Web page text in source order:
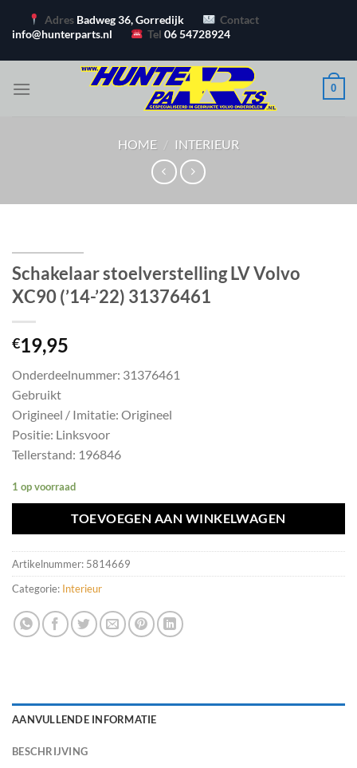
naar
Adres Badweg 36, Gorredijk
Contact
info@hunterparts.nl
Tel06 54728924
0
HOME / INTERIEUR
Schakelaar stoelverstelling LV Volvo
XC90 (’14-’22) 31376461
€19,95
Onderdeelnummer: 31376461
Gebruikt
Origineel / Imitatie: Origineel
Positie: Linksvoor
Tellerstand: 196846
1 op voorraad
TOEVOEGEN AAN WINKELWAGEN
Artikelnummer: 5814669
Categorie: Interieur
AANVULLENDE INFORMATIE
BESCHRIJVING